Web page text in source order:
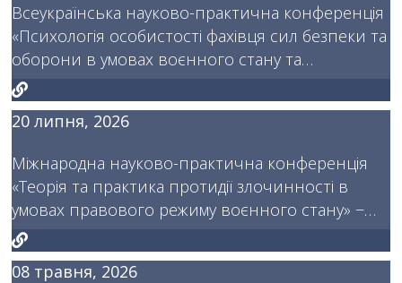
Всеукраїнська науково-практична конференція
«Психологія особистості фахівця сил безпеки та
оборони в умовах воєнного стану та…
20 липня, 2026
Міжнародна науково-практична конференція
«Теорія та практика протидії злочинності в
умовах правового режиму воєнного стану» −…
08 травня, 2026